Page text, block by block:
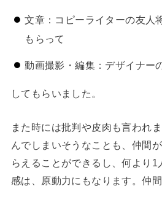
文章：コピーライターの友人
もらって
動画撮影・編集：デザイナー
してもらいました。
また時には批判や皮肉も言われ
んでしまいそうなことも、仲間
らえることができるし、何より
感は、原動力にもなります。仲間